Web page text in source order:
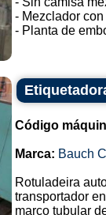
- Mezclador
- Planta de
Código
Marca: Bauch
Rotuladeira
transportador
marco tubular